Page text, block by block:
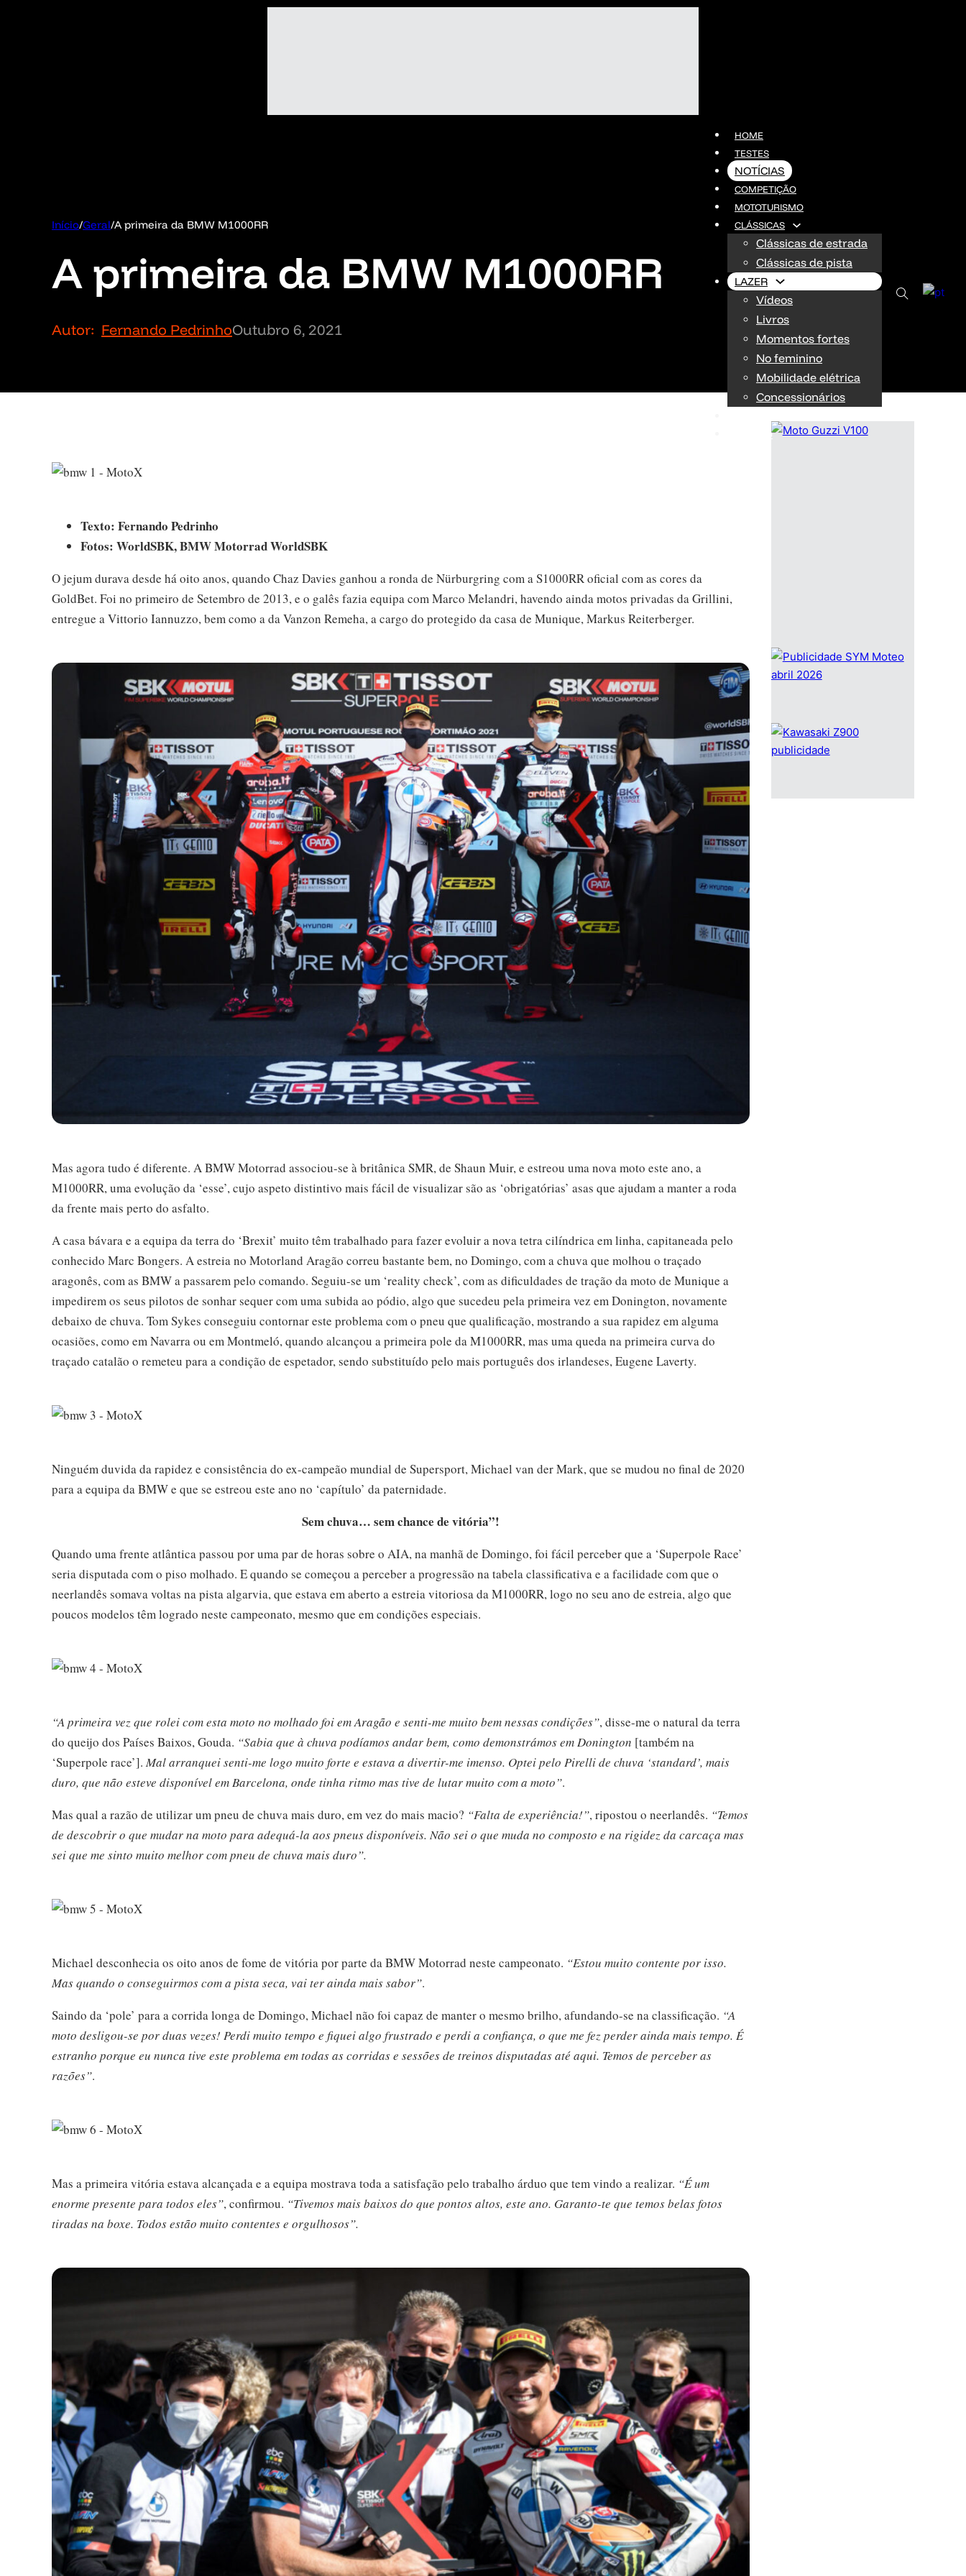
HOME
TESTES
NOTÍCIAS
COMPETIÇÃO
MOTOTURISMO
CLÁSSICAS
Clássicas de estrada
Clássicas de pista
LAZER
Vídeos
Livros
Momentos fortes
No feminino
Mobilidade elétrica
Concessionários
OPINIÃO
Início/Geral/A primeira da BMW M1000RR
A primeira da BMW M1000RR
Autor: Fernando PedrinhoOutubro 6, 2021
Texto: Fernando Pedrinho
Fotos: WorldSBK, BMW Motorrad WorldSBK
O jejum durava desde há oito anos, quando Chaz Davies ganhou a ronda de Nürburgring com a S1000RR oficial com as cores da
GoldBet. Foi no primeiro de Setembro de 2013, e o galês fazia equipa com Marco Melandri, havendo ainda motos privadas da Grillini,
entregue a Vittorio Iannuzzo, bem como a da Vanzon Remeha, a cargo do protegido da casa de Munique, Markus Reiterberger.
Mas agora tudo é diferente. A BMW Motorrad associou-se à britânica SMR, de Shaun Muir, e estreou uma nova moto este ano, a
M1000RR, uma evolução da ‘esse’, cujo aspeto distintivo mais fácil de visualizar são as ‘obrigatórias’ asas que ajudam a manter a roda
da frente mais perto do asfalto.
A casa bávara e a equipa da terra do ‘Brexit’ muito têm trabalhado para fazer evoluir a nova tetra cilíndrica em linha, capitaneada pelo
conhecido Marc Bongers. A estreia no Motorland Aragão correu bastante bem, no Domingo, com a chuva que molhou o traçado
aragonês, com as BMW a passarem pelo comando. Seguiu-se um ‘reality check’, com as dificuldades de tração da moto de Munique a
impedirem os seus pilotos de sonhar sequer com uma subida ao pódio, algo que sucedeu pela primeira vez em Donington, novamente
debaixo de chuva. Tom Sykes conseguiu contornar este problema com o pneu que qualificação, mostrando a sua rapidez em alguma
ocasiões, como em Navarra ou em Montmeló, quando alcançou a primeira pole da M1000RR, mas uma queda na primeira curva do
traçado catalão o remeteu para a condição de espetador, sendo substituído pelo mais português dos irlandeses, Eugene Laverty.
Ninguém duvida da rapidez e consistência do ex-campeão mundial de Supersport, Michael van der Mark, que se mudou no final de 2020
para a equipa da BMW e que se estreou este ano no ‘capítulo’ da paternidade.
Sem chuva… sem chance de vitória”!
Quando uma frente atlântica passou por uma par de horas sobre o AIA, na manhã de Domingo, foi fácil perceber que a ‘Superpole Race’
seria disputada com o piso molhado. E quando se começou a perceber a progressão na tabela classificativa e a facilidade com que o
neerlandês somava voltas na pista algarvia, que estava em aberto a estreia vitoriosa da M1000RR, logo no seu ano de estreia, algo que
poucos modelos têm logrado neste campeonato, mesmo que em condições especiais.
“A primeira vez que rolei com esta moto no molhado foi em Aragão e senti-me muito bem nessas condições”, disse-me o natural da terra
do queijo dos Países Baixos, Gouda. “Sabia que à chuva podíamos andar bem, como demonstrámos em Donington [também na
‘Superpole race’]. Mal arranquei senti-me logo muito forte e estava a divertir-me imenso. Optei pelo Pirelli de chuva ‘standard’, mais
duro, que não esteve disponível em Barcelona, onde tinha ritmo mas tive de lutar muito com a moto”.
Mas qual a razão de utilizar um pneu de chuva mais duro, em vez do mais macio? “Falta de experiência!”, ripostou o neerlandês. “Temos
de descobrir o que mudar na moto para adequá-la aos pneus disponíveis. Não sei o que muda no composto e na rigidez da carcaça mas
sei que me sinto muito melhor com pneu de chuva mais duro”.
Michael desconhecia os oito anos de fome de vitória por parte da BMW Motorrad neste campeonato. “Estou muito contente por isso.
Mas quando o conseguirmos com a pista seca, vai ter ainda mais sabor”.
Saindo da ‘pole’ para a corrida longa de Domingo, Michael não foi capaz de manter o mesmo brilho, afundando-se na classificação. “A
moto desligou-se por duas vezes! Perdi muito tempo e fiquei algo frustrado e perdi a confiança, o que me fez perder ainda mais tempo. É
estranho porque eu nunca tive este problema em todas as corridas e sessões de treinos disputadas até aqui. Temos de perceber as
razões”.
Mas a primeira vitória estava alcançada e a equipa mostrava toda a satisfação pelo trabalho árduo que tem vindo a realizar. “É um
enorme presente para todos eles”, confirmou. “Tivemos mais baixos do que pontos altos, este ano. Garanto-te que temos belas fotos
tiradas na boxe. Todos estão muito contentes e orgulhosos”.